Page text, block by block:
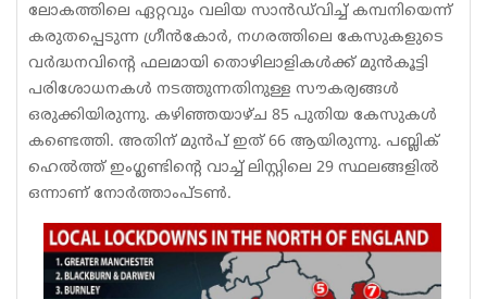
ലോകത്തിലെ ഏറ്റവും വലിയ സാൻഡ്‌വിച്ച് കമ്പനിയെന്ന്
കരുതപ്പെടുന്ന ഗ്രീൻകോർ, നഗരത്തിലെ കേസുകളുടെ
വർദ്ധനവിന്റെ ഫലമായി തൊഴിലാളികൾക്ക് മുൻ‌കൂട്ടി
പരിശോധനകൾ നടത്തുന്നതിനുള്ള സൗകര്യങ്ങൾ
ഒരുക്കിയിരുന്നു. കഴിഞ്ഞയാഴ്ച 85 പുതിയ കേസുകൾ
കണ്ടെത്തി. അതിന് മുൻപ് ഇത് 66 ആയിരുന്നു. പബ്ലിക്
ഹെൽത്ത് ഇംഗ്ലണ്ടിന്റെ വാച്ച് ലിസ്റ്റിലെ 29 സ്ഥലങ്ങളിൽ
ഒന്നാണ് നോർത്താംപ്ടൺ.